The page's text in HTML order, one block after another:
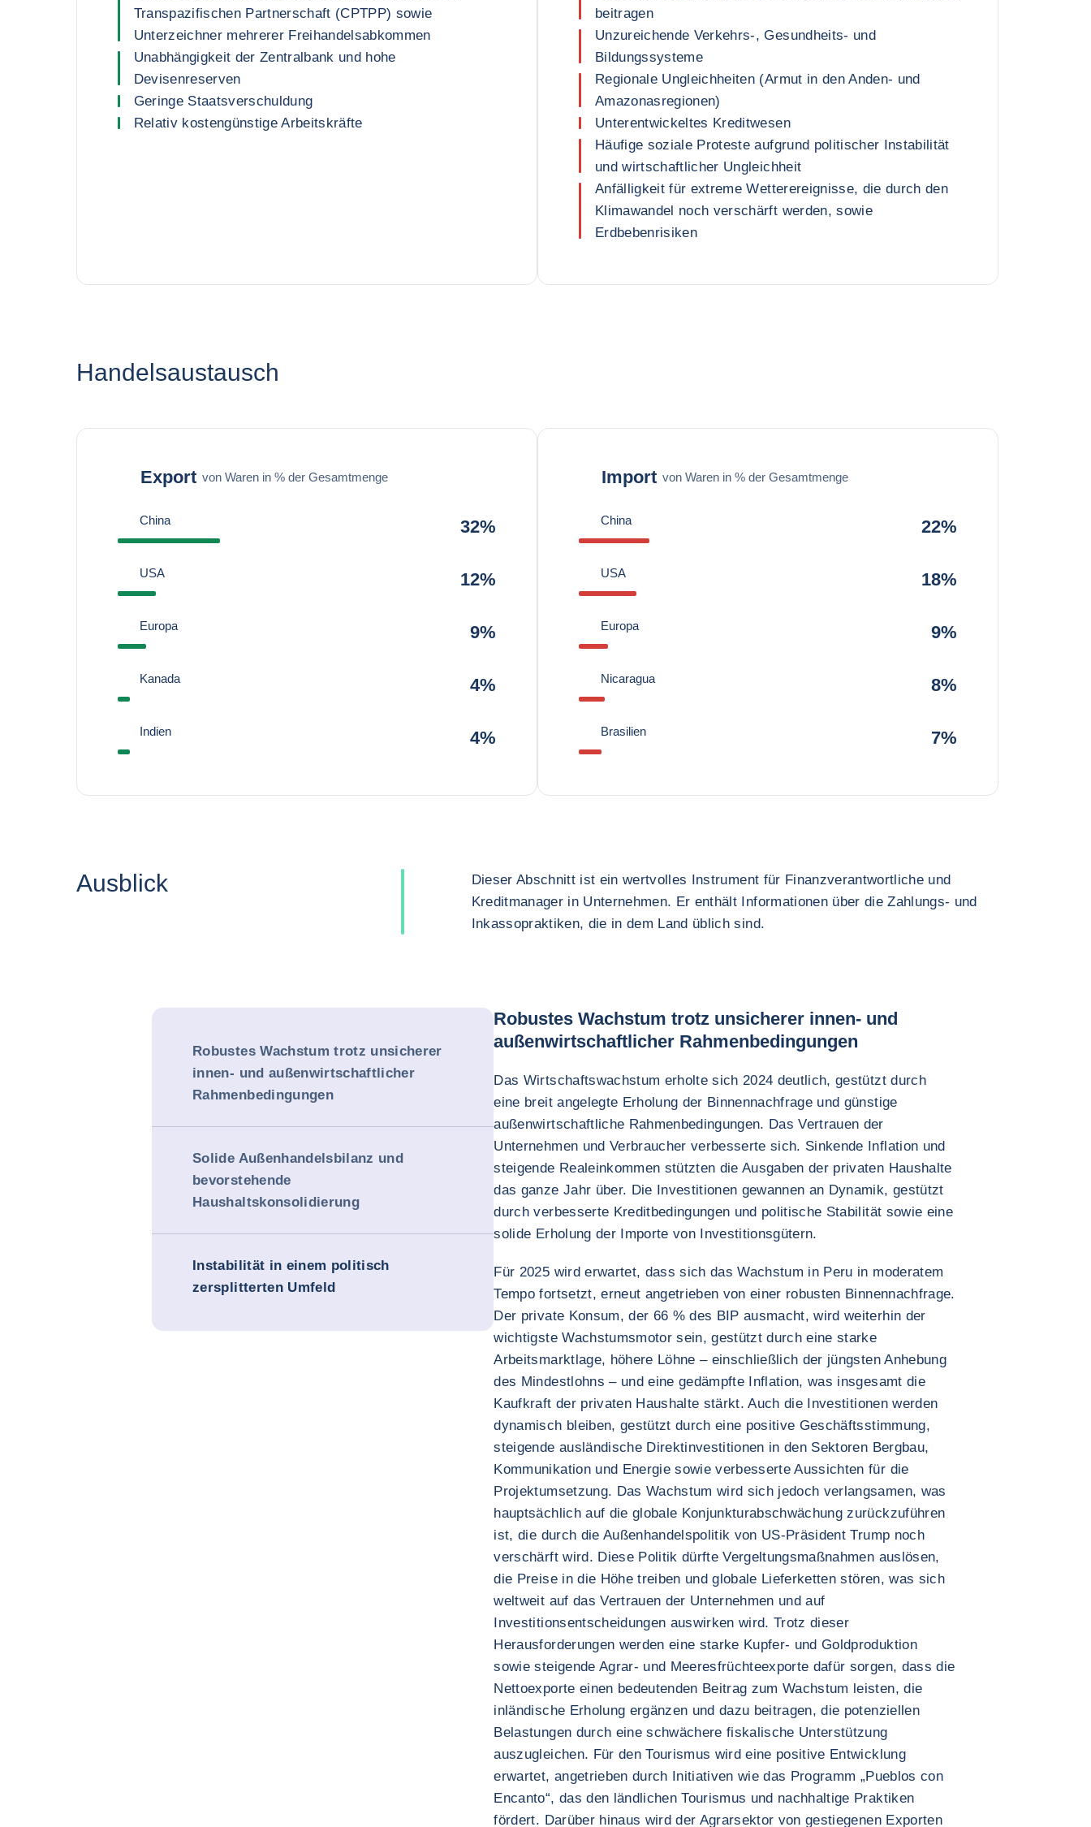
Transpazifischen Partnerschaft (CPTPP) sowie
Unterzeichner mehrerer Freihandelsabkommen
Unabhängigkeit der Zentralbank und hohe
Devisenreserven
Geringe Staatsverschuldung
Relativ kostengünstige Arbeitskräfte
beitragen
Unzureichende Verkehrs-, Gesundheits- und
Bildungssysteme
Regionale Ungleichheiten (Armut in den Anden- und
Amazonasregionen)
Unterentwickeltes Kreditwesen
Häufige soziale Proteste aufgrund politischer Instabilität
und wirtschaftlicher Ungleichheit
Anfälligkeit für extreme Wetterereignisse, die durch den
Klimawandel noch verschärft werden, sowie
Erdbebenrisiken
Handelsaustausch
Export von Waren in % der Gesamtmenge
China 32%
USA 12%
Europa 9%
Kanada 4%
Indien 4%
Import von Waren in % der Gesamtmenge
China 22%
USA 18%
Europa 9%
Nicaragua 8%
Brasilien 7%
Ausblick
Dieser Abschnitt ist ein wertvolles Instrument für Finanzverantwortliche und
Kreditmanager in Unternehmen. Er enthält Informationen über die Zahlungs- und
Inkassopraktiken, die in dem Land üblich sind.
Robustes Wachstum trotz unsicherer
innen- und außenwirtschaftlicher
Rahmenbedingungen
Solide Außenhandelsbilanz und
bevorstehende
Haushaltskonsolidierung
Instabilität in einem politisch
zersplitterten Umfeld
Robustes Wachstum trotz unsicherer innen- und
außenwirtschaftlicher Rahmenbedingungen
Das Wirtschaftswachstum erholte sich 2024 deutlich, gestützt durch
eine breit angelegte Erholung der Binnennachfrage und günstige
außenwirtschaftliche Rahmenbedingungen. Das Vertrauen der
Unternehmen und Verbraucher verbesserte sich. Sinkende Inflation und
steigende Realeinkommen stützten die Ausgaben der privaten Haushalte
das ganze Jahr über. Die Investitionen gewannen an Dynamik, gestützt
durch verbesserte Kreditbedingungen und politische Stabilität sowie eine
solide Erholung der Importe von Investitionsgütern.
Für 2025 wird erwartet, dass sich das Wachstum in Peru in moderatem
Tempo fortsetzt, erneut angetrieben von einer robusten Binnennachfrage.
Der private Konsum, der 66 % des BIP ausmacht, wird weiterhin der
wichtigste Wachstumsmotor sein, gestützt durch eine starke
Arbeitsmarktlage, höhere Löhne – einschließlich der jüngsten Anhebung
des Mindestlohns – und eine gedämpfte Inflation, was insgesamt die
Kaufkraft der privaten Haushalte stärkt. Auch die Investitionen werden
dynamisch bleiben, gestützt durch eine positive Geschäftsstimmung,
steigende ausländische Direktinvestitionen in den Sektoren Bergbau,
Kommunikation und Energie sowie verbesserte Aussichten für die
Projektumsetzung. Das Wachstum wird sich jedoch verlangsamen, was
hauptsächlich auf die globale Konjunkturabschwächung zurückzuführen
ist, die durch die Außenhandelspolitik von US-Präsident Trump noch
verschärft wird. Diese Politik dürfte Vergeltungsmaßnahmen auslösen,
die Preise in die Höhe treiben und globale Lieferketten stören, was sich
weltweit auf das Vertrauen der Unternehmen und auf
Investitionsentscheidungen auswirken wird. Trotz dieser
Herausforderungen werden eine starke Kupfer- und Goldproduktion
sowie steigende Agrar- und Meeresfrüchteexporte dafür sorgen, dass die
Nettoexporte einen bedeutenden Beitrag zum Wachstum leisten, die
inländische Erholung ergänzen und dazu beitragen, die potenziellen
Belastungen durch eine schwächere fiskalische Unterstützung
auszugleichen. Für den Tourismus wird eine positive Entwicklung
erwartet, angetrieben durch Initiativen wie das Programm „Pueblos con
Encanto“, das den ländlichen Tourismus und nachhaltige Praktiken
fördert. Darüber hinaus wird der Agrarsektor von gestiegenen Exporten